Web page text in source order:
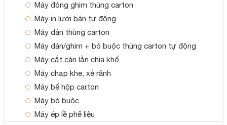
Máy đóng ghim thùng carton
Máy in lưới bán tự động
Máy dán thùng carton
Máy dán/ghim + bó buộc thùng carton tự động
Máy cắt cán lằn chia khổ
Máy chạp khe, xẻ rãnh
Máy bế hộp carton
Máy bó buộc
Máy ép lề phế liệu